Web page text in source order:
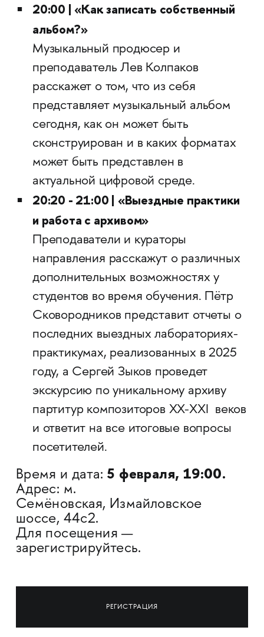
20:00 | «Как записать собственный
альбом?»
Музыкальный продюсер и
преподаватель Лев Колпаков
расскажет о том, что из себя
представляет музыкальный альбом
сегодня, как он может быть
сконструирован и в каких форматах
может быть представлен в
актуальной цифровой среде.
20:20 - 21:00 | «Выездные практики
и работа с архивом»
​​​​​​​Преподаватели и кураторы
направления расскажут о различных
дополнительных возможностях у
студентов во время обучения. Пётр
Сковородников представит отчеты о
последних выездных лабораториях-
практикумах, реализованных в 2025
году, а Сергей Зыков проведет
экскурсию по уникальному архиву
партитур композиторов XX-XXI веков
и ответит на все итоговые вопросы
посетителей.
Время и дата: 5 февраля, 19:00.
Адрес: м.
Семёновская, Измайловское
шоссе, 44с2.
Для посещения —
зарегистрируйтесь.
РЕГИСТРАЦИЯ